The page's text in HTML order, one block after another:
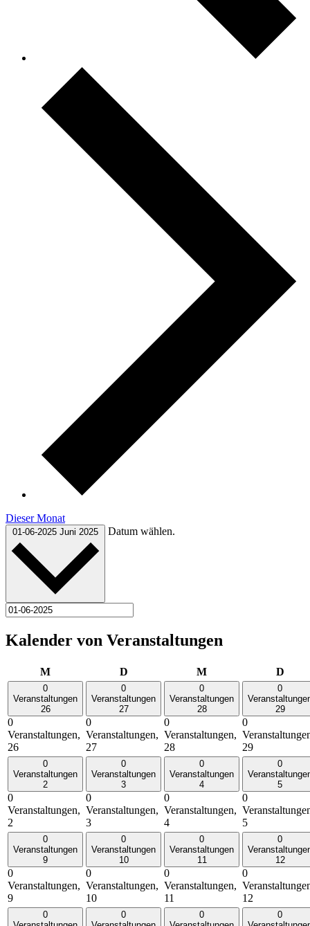
Dieser Monat
01-06-2025 Juni 2025 Datum wählen.
Kalender von Veranstaltungen
MMontag DDienstag MMittwoch D
0
Veranstaltungen
26
0
Veranstaltungen,
26
0
Veranstaltungen
27
0
Veranstaltungen,
27
0
Veranstaltungen
28
0
Veranstaltungen,
28
0
29
0
29
0
Veranstaltungen
2
0
Veranstaltungen,
2
0
Veranstaltungen
3
0
Veranstaltungen,
3
0
Veranstaltungen
4
0
Veranstaltungen,
4
0
5
0
5
0
Veranstaltungen
9
0
Veranstaltungen,
9
0
Veranstaltungen
10
0
Veranstaltungen,
10
0
Veranstaltungen
11
0
Veranstaltungen,
11
0
12
0
12
0
0
0
0